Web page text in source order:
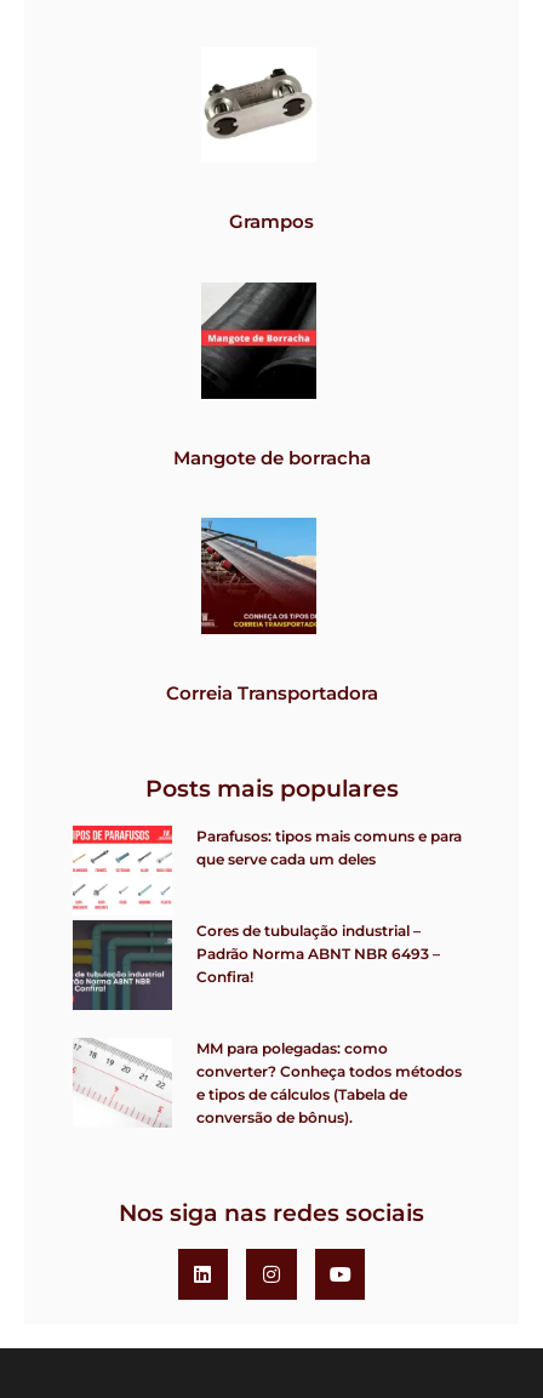
Grampos
Mangote de borracha
Correia Transportadora
Posts mais populares
Parafusos: tipos mais comuns e para
que serve cada um deles
Cores de tubulação industrial –
Padrão Norma ABNT NBR 6493 –
Confira!
MM para polegadas: como
converter? Conheça todos métodos
e tipos de cálculos (Tabela de
conversão de bônus).
Nos siga nas redes sociais